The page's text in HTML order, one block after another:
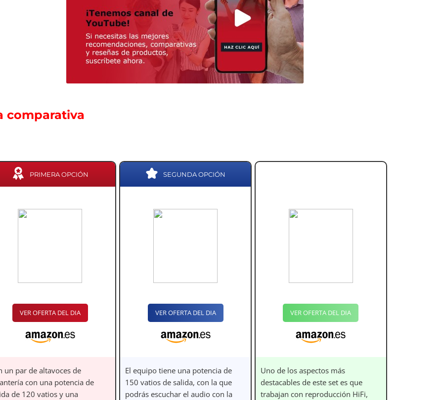
comparativa
PRIMERA OPCIÓN
VER OFERTA DEL DIA
un par de altavoces de
con una potencia de
de 120 vatios y una
SEGUNDA OPCIÓN
VER OFERTA DEL DIA
El equipo tiene una potencia de
150 vatios de salida, con la que
podrás escuchar el audio con la
VER OFERTA DEL DIA
Uno de los aspectos más
destacables de este set es que
trabajan con reproducción HiFi,